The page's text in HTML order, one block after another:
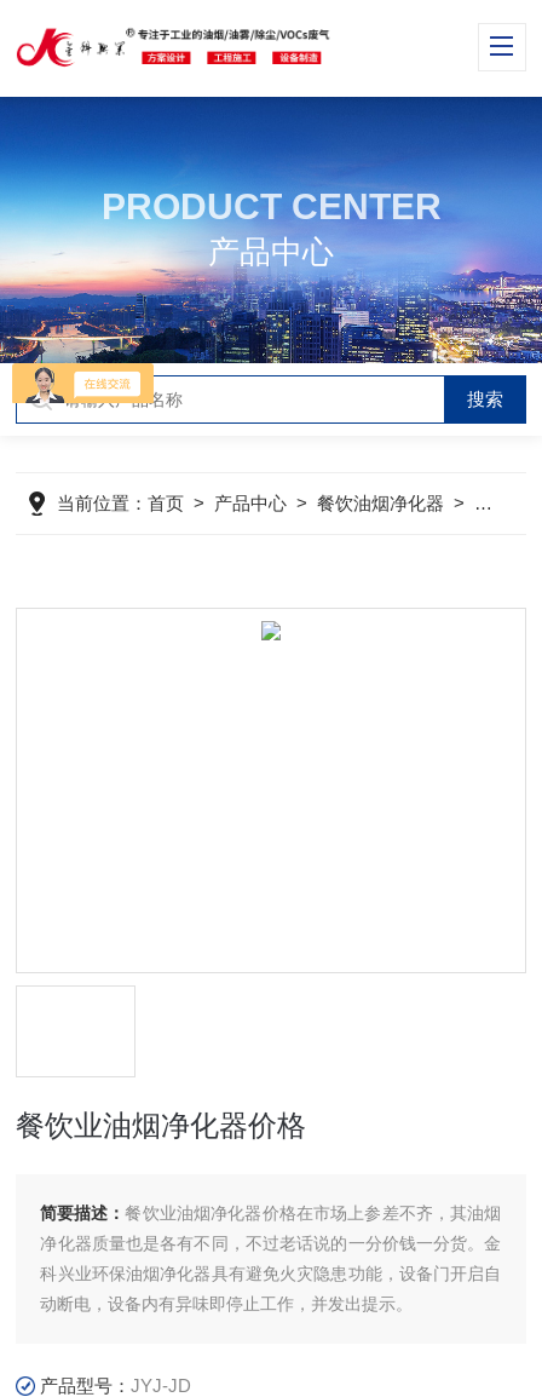
PRODUCT CENTER
产品中心
当前位置：首页 > 产品中心 >餐饮油烟净化器 > 餐饮油
餐饮业油烟净化器价格
简要描述：餐饮业油烟净化器价格在市场上参差不齐，其油烟
净化器质量也是各有不同，不过老话说的一分价钱一分货。金
科兴业环保油烟净化器具有避免火灾隐患功能，设备门开启自
动断电，设备内有异味即停止工作，并发出提示。
产品型号：JYJ-JD